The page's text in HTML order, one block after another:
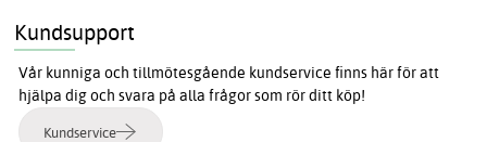
Kundsupport
Vår kunniga och tillmötesgående kundservice finns här för att
hjälpa dig och svara på alla frågor som rör ditt köp!
Kundservice